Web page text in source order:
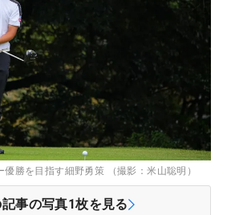
勝を目指す細野勇策 （撮影：米山聡明）
記事の写真1枚を見る